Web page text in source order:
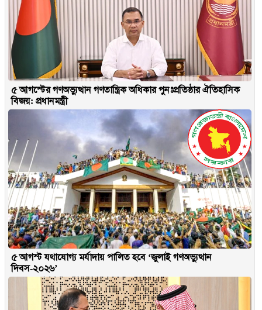
৫ আগস্টের গণঅভ্যুত্থান গণতান্ত্রিক অধিকার পুনঃপ্রতিষ্ঠার ঐতিহাসিক
বিজয়: প্রধানমন্ত্রী
৫ আগস্ট যথাযোগ্য মর্যাদায় পালিত হবে ‘জুলাই গণঅভ্যুত্থান
দিবস-২০২৬’